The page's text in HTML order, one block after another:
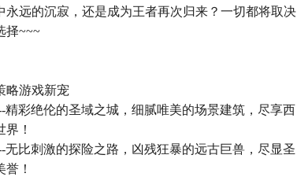
远的沉寂，还是成为王者再次归来？一切都将取决
择~~~
略游戏新宠
彩绝伦的圣域之城，细腻唯美的场景建筑，尽享西
！
比刺激的探险之路，凶残狂暴的远古巨兽，尽显圣
！